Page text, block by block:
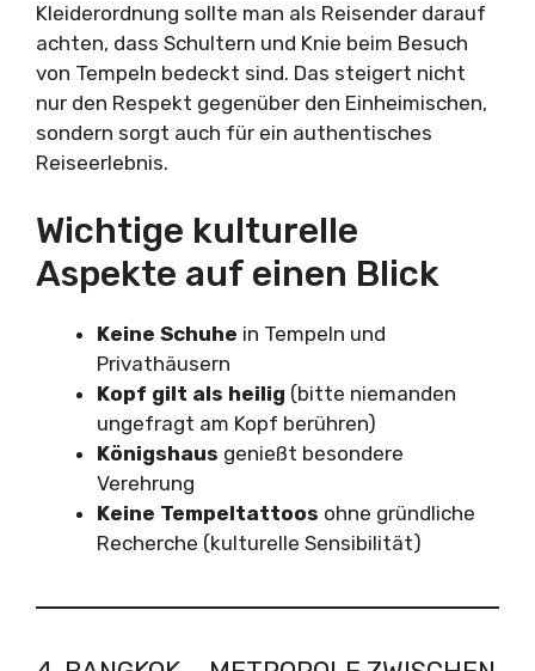
Kleiderordnung sollte man als Reisender darauf
achten, dass Schultern und Knie beim Besuch
von Tempeln bedeckt sind. Das steigert nicht
nur den Respekt gegenüber den Einheimischen,
sondern sorgt auch für ein authentisches
Reiseerlebnis.
Wichtige kulturelle
Aspekte auf einen Blick
Keine Schuhe in Tempeln und
Privathäusern
Kopf gilt als heilig (bitte niemanden
ungefragt am Kopf berühren)
Königshaus genießt besondere
Verehrung
Keine Tempeltattoos ohne gründliche
Recherche (kulturelle Sensibilität)